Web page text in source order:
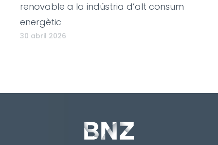
renovable a la indústria d’alt consum
energètic
30 abril 2026